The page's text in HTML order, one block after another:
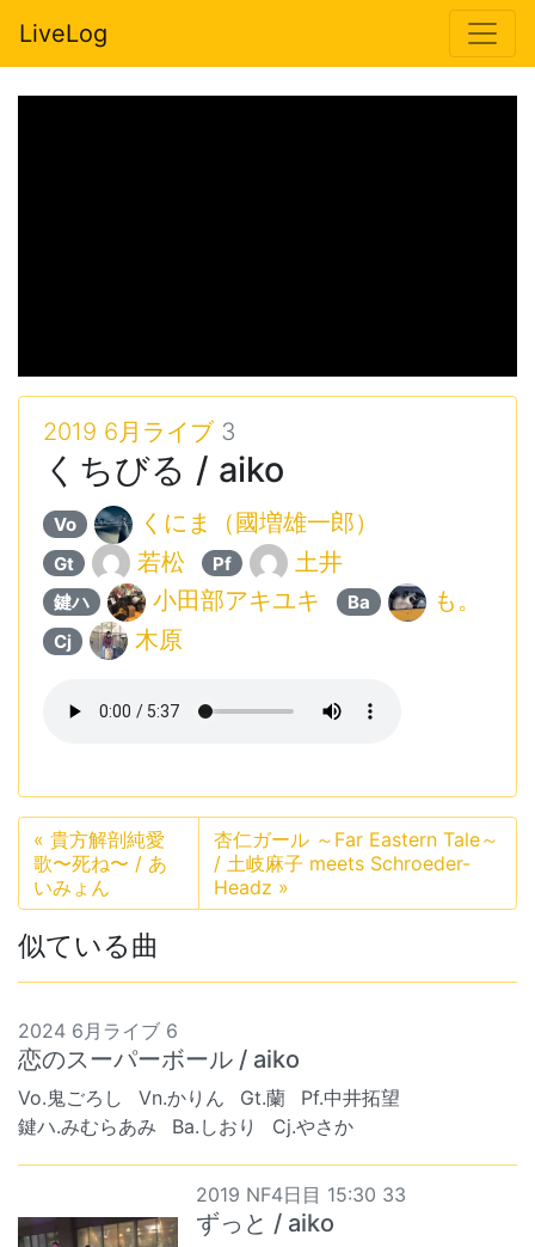
LiveLog
2019 6月ライブ3
くちびる / aiko
Vo くにま（國増雄一郎）
Gt 若松 Pf 土井
鍵ハ 小田部アキユキ Ba も。
Cj 木原
« 貴方解剖純愛
歌〜死ね〜 / あ
いみょん
杏仁ガール ～Far Eastern Tale～
/ 土岐麻子 meets Schroeder-
Headz »
似ている曲
2024 6月ライブ 6
恋のスーパーボール / aiko
Vo.鬼ごろし Vn.かりん Gt.蘭
Pf.中井拓望
鍵ハ.みむらあみ
Ba.しおり Cj.やさか
2019 NF4日目 15:30 33
ずっと / aiko